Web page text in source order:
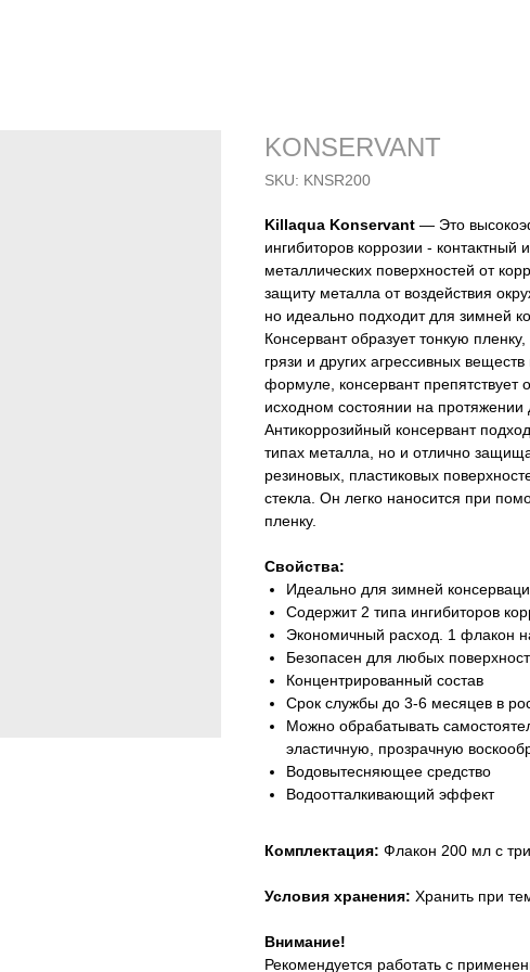
KONSERVANT
SKU: KNSR200
Killaqua Konservant — Это
ингибиторов коррозии -
металлических поверхностей от
защиту металла от воздействия
но идеально подходит для зимней
Консервант образует тонкую
грязи и других агрессивных
формуле, консервант
исходном состоянии на протяжении
Антикоррозийный консервант
типах металла, но и отлично
резиновых, пластиковых
стекла. Он легко наносится при
пленку.
Свойства:
Идеально для зимней
Содержит 2 типа ингибиторов
Экономичный расход. 1 флакон
Безопасен для любых
Концентрированный состав
Срок службы до 3-6 месяцев в
Можно обрабатывать
эластичную, прозрачную
Водовытесняющее средство
Водоотталкивающий эффект
Комплектация: Флакон 200 мл с
Условия хранения: Хранить при
Внимание!
Рекомендуется работать с